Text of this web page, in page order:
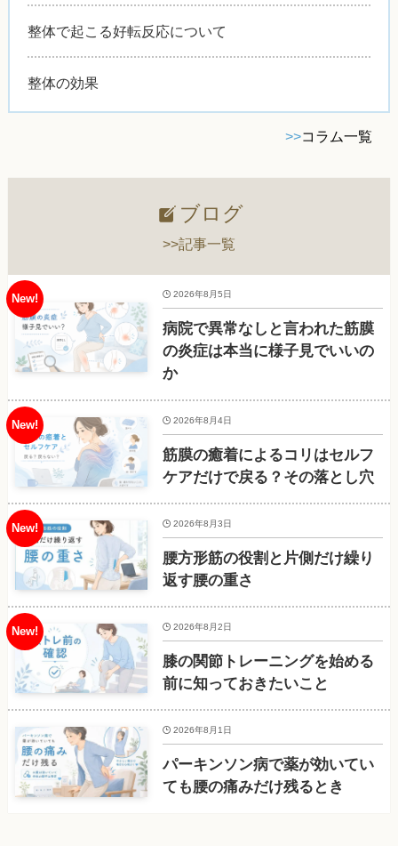
整体で起こる好転反応について
整体の効果
>>コラム一覧
ブログ
>>記事一覧
病院で異常なしと言われた筋膜
の炎症は本当に様子見でいいの
か
2026年8月5日
筋膜の癒着によるコリはセルフ
ケアだけで戻る？その落とし穴
2026年8月4日
腰方形筋の役割と片側だけ繰り
返す腰の重さ
2026年8月3日
膝の関節トレーニングを始める
前に知っておきたいこと
2026年8月2日
パーキンソン病で薬が効いてい
ても腰の痛みだけ残るとき
2026年8月1日